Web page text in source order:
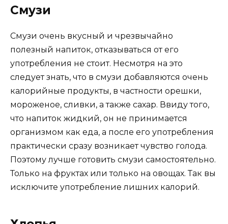
Смузи
Смузи очень вкусный и чрезвычайно
полезный напиток, отказываться от его
употребления не стоит. Несмотря на это
следует знать, что в смузи добавляются очень
калорийные продукты, в частности орешки,
мороженое, сливки, а также сахар. Ввиду того,
что напиток жидкий, он не принимается
организмом как еда, а после его употребления
практически сразу возникает чувство голода.
Поэтому лучше готовить смузи самостоятельно.
Только на фруктах или только на овощах. Так вы
исключите употребление лишних калорий.